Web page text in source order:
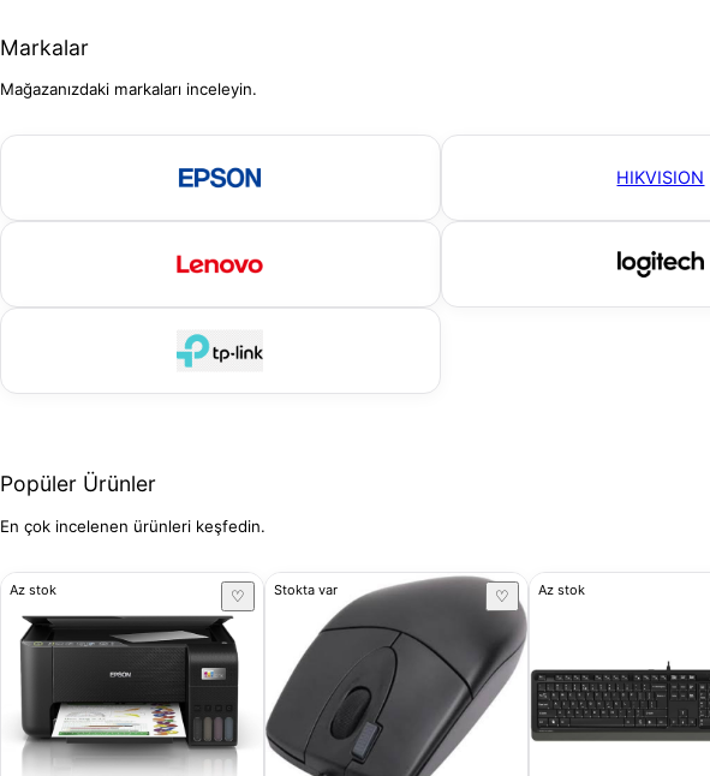
Markalar
Mağazanızdaki markaları inceleyin.
HIKVISION
Popüler Ürünler
En çok incelenen ürünleri keşfedin.
Az stok ♡ Stokta var ♡ Az stok